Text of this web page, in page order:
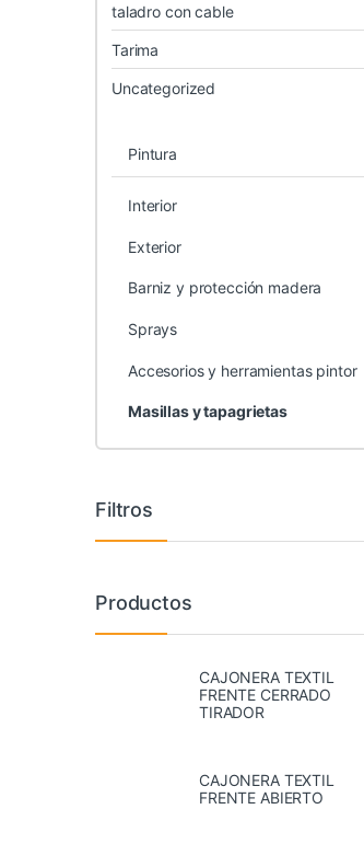
taladro con cable
Tarima
Uncategorized
Pintura
Interior
Exterior
Barniz y protección madera
Sprays
Accesorios y herramientas pintor
Masillas y tapagrietas
Filtros
Productos
CAJONERA TEXTIL
FRENTE CERRADO
TIRADOR
CAJONERA TEXTIL
FRENTE ABIERTO